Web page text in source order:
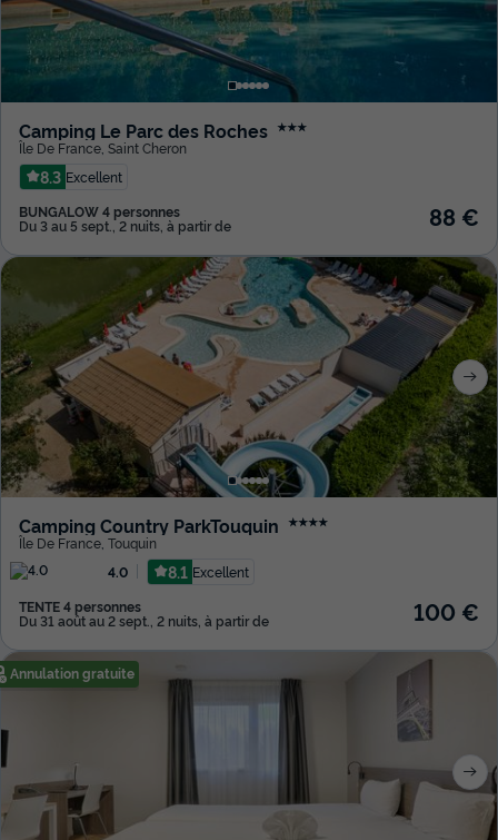
Camping Le Parc des Roches ★★★
Île De France Saint Cheron
8.3 Excellent
BUNGALOW 4 personnes
Du 3 au 5 sept., 2 nuits, à partir de 88 €
Camping Country ParkTouquin ★★★★
Île De France Touquin
4.0
8.1 Excellent
TENTE 4 personnes
Du 31 août au 2 sept., 2 nuits, à partir de 100 €
Annulation gratuite